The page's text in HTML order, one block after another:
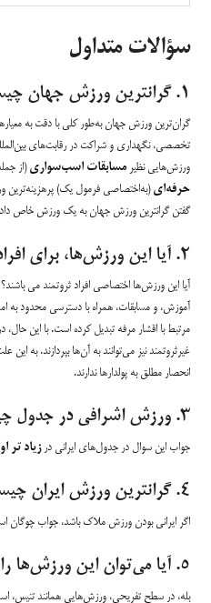
سؤالات متداول
۱. گرانترین ورزش جهان چیست؟
گران‌ترین ورزش جهان به‌طور کلی با دقت به
تخصصی، نگهداری و شراکت در رقابت‌های
ورزش‌هایی نظیرمسابقات اسب‌سواری (از
حرفه‌ای (به‌اختصاصی فرمول یک) پرهزینه‌ترین
گفتن گرانترین ورزش جهان به یک ورزش خاص
۲. آیا این ورزش‌ها، برای افراد پولدار است؟
آیا این ورزش‌ها اختصاصی افراد ثروتمند می
آموزش، و مسابقات، همراه با دسترسی محدود به
مرتبط با اقشار مرفه تبدیل کرده است. با این حال،
غیرثروتمند نیز می‌توانند به آن‌ها بپردازند. به این
انحصار مطلق به پولدارها ندارند.
۳. ورزش اشرافی در جدول چیست؟
جواب این سوال در جدول‌های ایرانی در زیاد تر
۴. گرانترین ورزش ایران چیست؟
اگر ایرانی بودن ورزش ملاک باشد، جواب چوگان
۵. آیا می‌توان این ورزش‌ها را با هزینه کم امتحان کرد؟
بله، در سطح تفریحی، ورزش‌هایی همانند تنیس،